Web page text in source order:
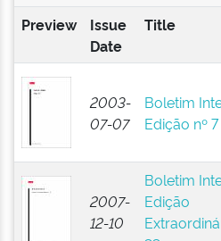
Preview
Issue
Date
Title
2003-
07-07
Boletim
Edição nº 7
2007-
12-10
Boletim
Edição